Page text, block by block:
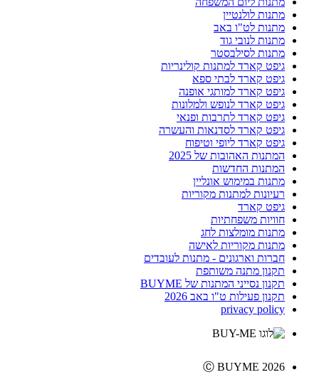
מתנות לולנטיין
מתנות לט"ו באב
מתנות לנובי גוד
מתנות לסילבסטר
גיפט קארד למתנות קולינריות
גיפט קארד לבתי ספא
גיפט קארד למותגי אופנה
גיפט קארד לנופש ולמלונות
גיפט קארד לתרבות ופנאי
גיפט קארד לסדנאות והעשרה
גיפט קארד ליופי וטיפוח
המתנות האהובות של 2025
המתנות החדשות
מתנות במימוש אונליין
רעיונות למתנות מקוריות
גיפט קארד
חוויות משפחתיות
מתנות מומלצות לחג
מתנות מקוריות לאישה
חברות וארגונים - מתנות לעובדים
תקנון מתנה משותפת
תקנון נסייני המתנות של BUYME
תקנון פעילות ט"ו באב 2026
privacy policy
Ⓒ BUYME 2026